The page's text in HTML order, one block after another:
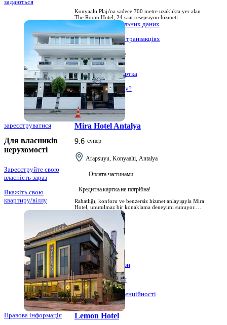
Konyaaltı Plajı'na sadece 700 metre uzaklıkta yer alan
The Room Hotel, 24 saat resepsiyon hizmeti
sunmaktadır. Benzersiz bir mimariye sahip otelde
ücretsiz Wi-Fi erişimiyle donatılmış klimalı odalar
bulunmaktadır.
Mira Hotel Antalya
супер
9.6
Arapsuyu, Konyaalti, Antalya
Оплата частинами
Кредитна картка не потрібна!
Rahatlığı, konforu ve benzersiz hizmet anlayışıyla Mira
Hotel, unutulmaz bir konaklama deneyimi sunuyor.
Her detayı özenle düşünülmüş odalarımızda, sıcak bir
atmosfer ve modern tasarımlarla karşılanacaksınız.
Lemon Hotel
політика
використання
задаються
Захист персональних даних
Керівництво по транзакціях
Досліджуйте
Подарункова картка
Що таке ZMoney?
Увійти
зареєструватися
Для власників
нерухомості
Зареєструйте свою
власність зараз
Вкажіть свою
квартиру/віллу
Про Hotelz
Про нас
Стійкість
Правила та умови
текст уточнення
політика конфіденційності
Правова інформація